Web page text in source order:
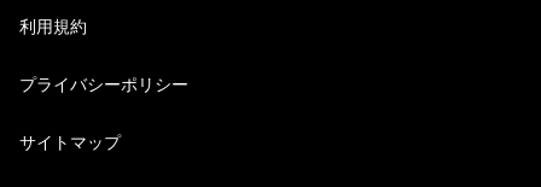
利用規約
プライバシーポリシー
サイトマップ